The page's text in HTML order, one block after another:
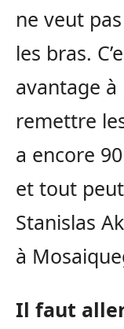
ne veut
les bras.
avantage à
remettre
a encore
et tout
Stanislas
à
Il faut